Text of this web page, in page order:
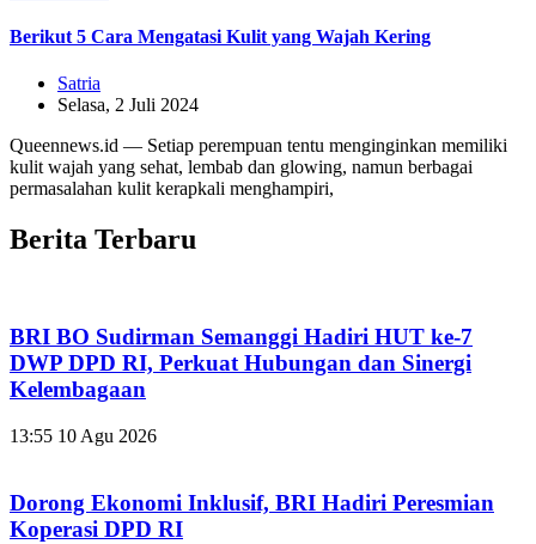
Berikut 5 Cara Mengatasi Kulit yang Wajah Kering
Satria
Selasa, 2 Juli 2024
Queennews.id — Setiap perempuan tentu menginginkan memiliki
kulit wajah yang sehat, lembab dan glowing, namun berbagai
permasalahan kulit kerapkali menghampiri,
Berita Terbaru
BRI BO Sudirman Semanggi Hadiri HUT ke-7
DWP DPD RI, Perkuat Hubungan dan Sinergi
Kelembagaan
13:55 10 Agu 2026
Dorong Ekonomi Inklusif, BRI Hadiri Peresmian
Koperasi DPD RI